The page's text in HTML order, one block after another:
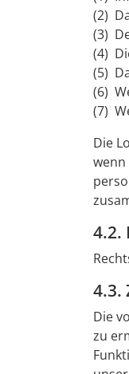
(2)
(3)
(4)
(5)
(6)
(7)
Die
4.2.
4.3.
Die
zu